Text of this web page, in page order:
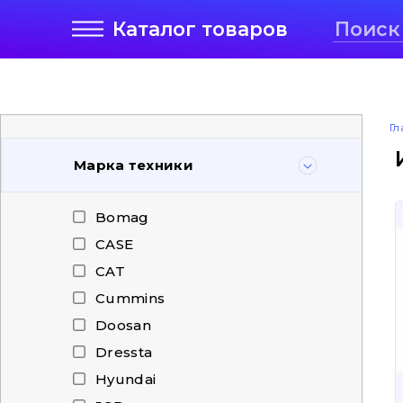
Каталог товаров
Марка техники
Bomag
CASE
CAT
Cummins
Doosan
Dressta
Hyundai